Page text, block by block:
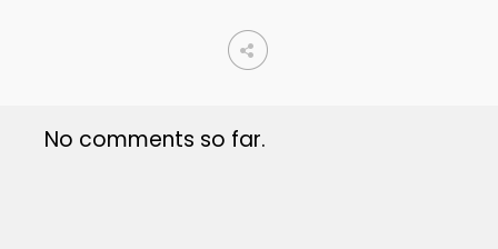
No comments so far.